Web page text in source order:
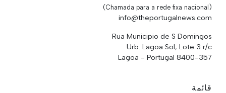
(Chamada para a rede fixa nacional)
info@theportugalnews.com
Rua Municipio de S Domingos
Urb. Lagoa Sol, Lote 3 r/c
8400-357 Lagoa - Portugal
قائمة